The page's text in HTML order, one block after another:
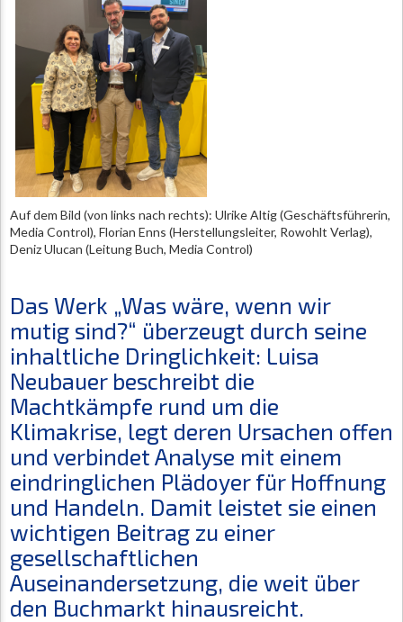
Auf dem Bild (von links nach rechts): Ulrike Altig (Geschäftsführerin,
Media Control), Florian Enns (Herstellungsleiter, Rowohlt Verlag),
Deniz Ulucan (Leitung Buch, Media Control)
Das Werk „Was wäre, wenn wir
mutig sind?“ überzeugt durch seine
inhaltliche Dringlichkeit: Luisa
Neubauer beschreibt die
Machtkämpfe rund um die
Klimakrise, legt deren Ursachen offen
und verbindet Analyse mit einem
eindringlichen Plädoyer für Hoffnung
und Handeln. Damit leistet sie einen
wichtigen Beitrag zu einer
gesellschaftlichen
Auseinandersetzung, die weit über
den Buchmarkt hinausreicht.